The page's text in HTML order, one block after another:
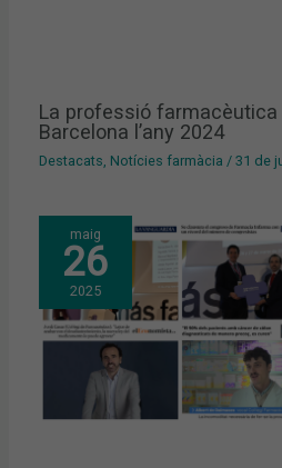
La professió farmacèutica
Barcelona l’any 2024
Destacats Notícies farmàcia /31 de
maig
26
2025